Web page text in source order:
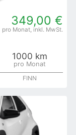
349,00 €
1000 km
FINN